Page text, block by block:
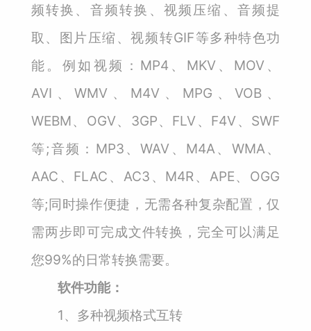
频转换、音频转换、视频压缩、音频提
取、图片压缩、视频转GIF等多种特色功
能。例如视频：MP4、MKV、MOV、
AVI、WMV、M4V、MPG、VOB、
WEBM、OGV、3GP、FLV、F4V、SWF
等;音频：MP3、WAV、M4A、WMA、
AAC、FLAC、AC3、M4R、APE、OGG
等;同时操作便捷，无需各种复杂配置，仅
需两步即可完成文件转换，完全可以满足
您99%的日常转换需要。
软件功能：
1、多种视频格式互转